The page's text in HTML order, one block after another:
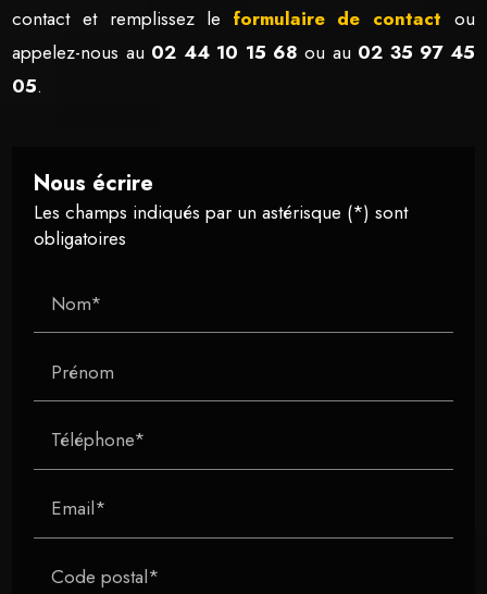
contact et remplissez le formulaire de contact ou
appelez-nous au 02 44 10 15 68ou au 02 35 97 45
05.
Nous écrire
Les champs indiqués par un astérisque (*) sont
obligatoires
Nom*
Prénom
Téléphone*
Email*
Code postal*